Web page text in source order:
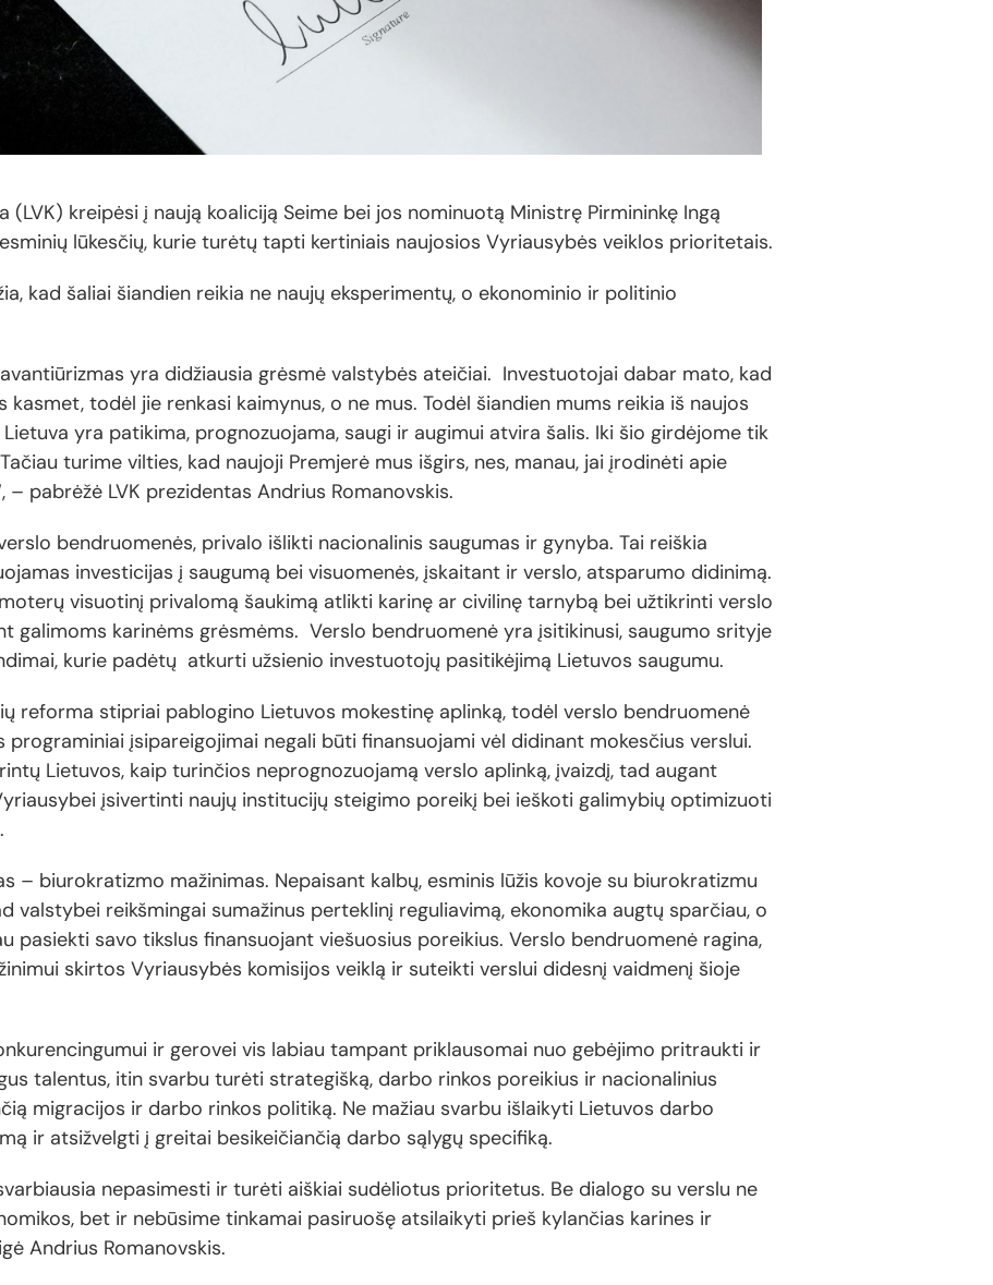
(LVK) kreipėsi į naują koaliciją Seime bei jos nominuotą Ministrę Pirmininkę Ingą
lūkesčių, kurie turėtų tapti kertiniais naujosios Vyriausybės veiklos prioritetais.
kad šaliai šiandien reikia ne naujų eksperimentų, o ekonominio ir politinio
yra didžiausia grėsmė valstybės ateičiai. Investuotojai dabar mato, kad
kasmet, todėl jie renkasi kaimynus, o ne mus. Todėl šiandien mums reikia iš naujos
yra patikima, prognozuojama, saugi ir augimui atvira šalis. Iki šio girdėjome tik
turime vilties, kad naujoji Premjerė mus išgirs, nes, manau, jai įrodinėti apie
pabrėžė LVK prezidentas Andrius Romanovskis.
bendruomenės, privalo išlikti nacionalinis saugumas ir gynyba. Tai reiškia
investicijas į saugumą bei visuomenės, įskaitant ir verslo, atsparumo didinimą.
visuotinį privalomą šaukimą atlikti karinę ar civilinę tarnybą bei užtikrinti verslo
galimoms karinėms grėsmėms. Verslo bendruomenė yra įsitikinusi, saugumo srityje
kurie padėtų atkurti užsienio investuotojų pasitikėjimą Lietuvos saugumu.
reforma stipriai pablogino Lietuvos mokestinę aplinką, todėl verslo bendruomenė
programiniai įsipareigojimai negali būti finansuojami vėl didinant mokesčius verslui.
Lietuvos, kaip turinčios neprognozuojamą verslo aplinką, įvaizdį, tad augant
įsivertinti naujų institucijų steigimo poreikį bei ieškoti galimybių optimizuoti
– biurokratizmo mažinimas. Nepaisant kalbų, esminis lūžis kovoje su biurokratizmu
valstybei reikšmingai sumažinus perteklinį reguliavimą, ekonomika augtų sparčiau, o
pasiekti savo tikslus finansuojant viešuosius poreikius. Verslo bendruomenė ragina,
skirtos Vyriausybės komisijos veiklą ir suteikti verslui didesnį vaidmenį šioje
ir gerovei vis labiau tampant priklausomai nuo gebėjimo pritraukti ir
talentus, itin svarbu turėti strategišką, darbo rinkos poreikius ir nacionalinius
migracijos ir darbo rinkos politiką. Ne mažiau svarbu išlaikyti Lietuvos darbo
ir atsižvelgti į greitai besikeičiančią darbo sąlygų specifiką.
nepasimesti ir turėti aiškiai sudėliotus prioritetus. Be dialogo su verslu ne
bet ir nebūsime tinkamai pasiruošę atsilaikyti prieš kylančias karines ir
Andrius Romanovskis.